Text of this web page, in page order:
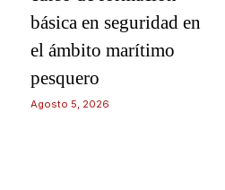
básica en seguridad en
el ámbito marítimo
pesquero
Agosto 5, 2026